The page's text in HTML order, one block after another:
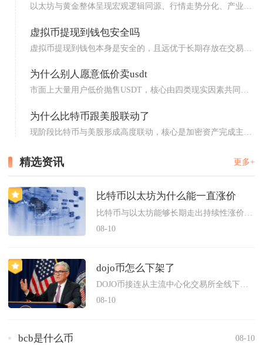
以太坊与黄金整体呈现宏观逻辑同源、行情走势分化、产业层
虚拟币提现到钱包安全吗
虚拟币提现到钱包本身是安全的，且远优于长期存放在交易
为什么别人愿意低价卖usdt
市面上大量用户低价抛售USDT，核心由四类现实因素共同促
为什么比特币跟美股联动了
现阶段比特币与美股形成高度联动，核心是加密资产完成主流
精选资讯 更多+
比特币以太坊为什么能一直涨价
08-10
dojo币怎么下架了
DOJO币接连从主流中心化交易所全线下架，核心诱因集中在虚假...
08-10
bcb是什么币 08-10